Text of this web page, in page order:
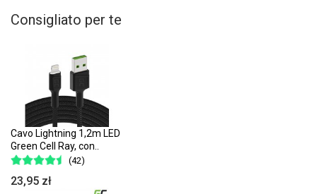
Consigliato per te
Cavo Lightning 1,2m LED
Green Cell Ray, con..
(42)
23,95 zł